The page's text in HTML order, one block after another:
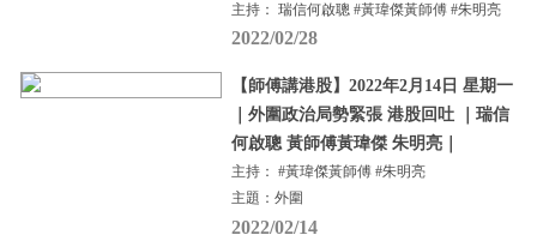
主持： 瑞信何啟聰 #黃瑋傑黃師傅 #朱明亮
2022/02/28
【師傅講港股】2022年2月14日 星期一
｜外圍政治局勢緊張 港股回吐 ｜瑞信
何啟聰 黃師傅黃瑋傑 朱明亮｜
主持： #黃瑋傑黃師傅 #朱明亮
主題：外圍
2022/02/14